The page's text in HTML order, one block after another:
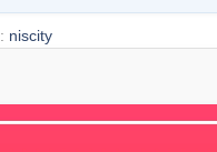
niscity